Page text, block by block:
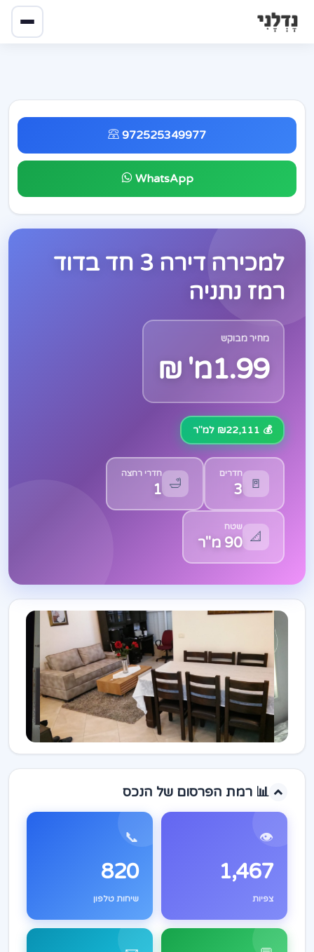
972525349977
WhatsApp
למכירה דירה 3 חד בדוד
רמז נתניה
מחיר מבוקש
1.99מ' ₪
💰 ₪22,111 למ"ר
🚪
חדרים
3
🛁
חדרי רחצה
1
📐
שטח
90 מ"ר
📊 רמת הפרסום של הנכס
👁️
1,467
צפיות
📞
820
שיחות טלפון